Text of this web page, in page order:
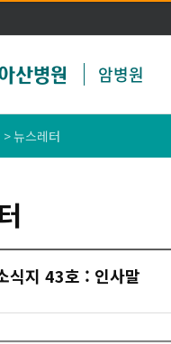
암병원
뉴스레터
말
식지 43호 : 인사말